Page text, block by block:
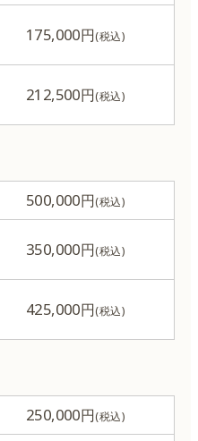
175,000円
212,500円
500,000円
350,000円
425,000円
250,000円